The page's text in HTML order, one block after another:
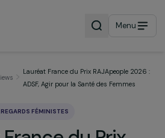
Menu
Lauréat France du Prix RAJApeople